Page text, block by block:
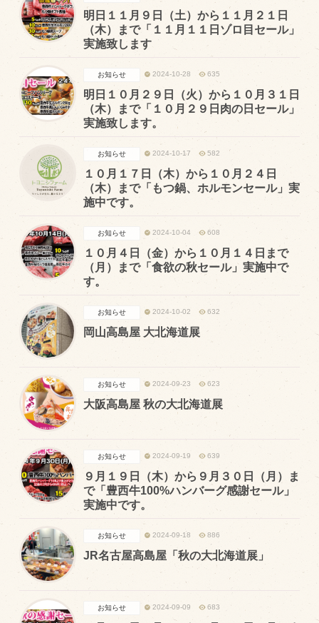
明日１１月９日（土）から１１月２１日
（木）まで「１１月１１日ゾロ目セール」
実施致します
2024-10-28 635
明日１０月２９日（火）から１０月３１日
（木）まで「１０月２９日肉の日セール」
実施致します。
お知らせ
2024-10-17 582
１０月１７日（木）から１０月２４日
（木）まで「もつ鍋、ホルモンセール」実
施中です。
お知らせ
2024-10-04 608
１０月４日（金）から１０月１４日まで
（月）まで「食欲の秋セール」実施中で
す。
お知らせ
2024-10-02 632
岡山高島屋 大北海道展
お知らせ
2024-09-23 623
大阪高島屋 秋の大北海道展
お知らせ
2024-09-19 639
９月１９日（木）から９月３０日（月）ま
で「豊西牛100%ハンバーグ感謝セール」
実施中です。
お知らせ
2024-09-18 886
JR名古屋高島屋「秋の大北海道展」
お知らせ
2024-09-09 683
お知らせ
豊西牛
厚切ステーキ
ハンバーグ
黒にんにく
ギフト
取り扱い店
販売店
飲食店
その他
マップから探す
問い合わせ
個人のお客様
法人のお客様
Facebook
Twitter
LINE公式アカウント
Instagram
RSS フィード